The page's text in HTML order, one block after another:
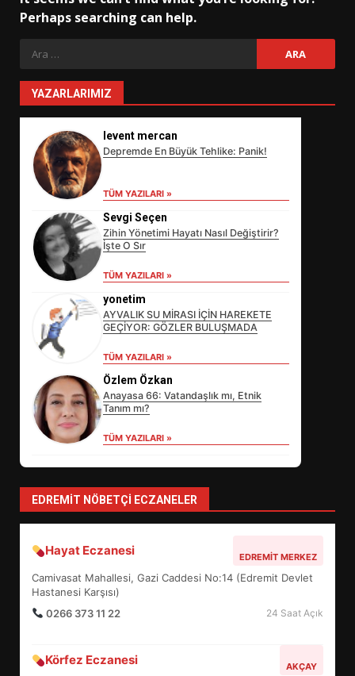
Perhaps searching can help.
Arama:
YAZARLARIMIZ
levent mercan
Depremde En Büyük Tehlike: Panik!
TÜM YAZILARI »
Sevgi Seçen
Zihin Yönetimi Hayatı Nasıl Değiştirir?
İşte O Sır
TÜM YAZILARI »
yonetim
AYVALIK SU MİRASI İÇİN HAREKETE
GEÇİYOR: GÖZLER BULUŞMADA
TÜM YAZILARI »
Özlem Özkan
Anayasa 66: Vatandaşlık mı, Etnik
Tanım mı?
TÜM YAZILARI »
EDREMIT NÖBETÇI ECZANELER
Hayat Eczanesi EDREMIT MERKEZ
Camivasat Mahallesi, Gazi Caddesi No:14 (Edremit Devlet
Hastanesi Karşısı)
0266 373 11 22
24 Saat Açık
Körfez Eczanesi AKÇAY
3
SÜRDÜRÜLEBİLİRLİKTE NE
DEĞİŞECEK?
4
5
BALIKESİR MÜZELERİNDE SÜRE
UZATILDI: NE DEĞİŞTİ?
TURNUVASI KAYITLARI NEYİ